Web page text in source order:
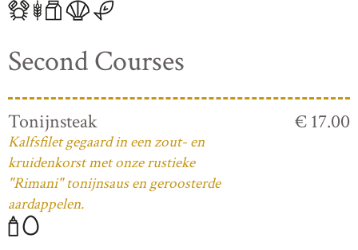
Second Courses
Tonijnsteak
Kalfsfilet gegaard in een zout- en
kruidenkorst met onze rustieke
"Rimani" tonijnsaus en geroosterde
aardappelen.
€ 17.00